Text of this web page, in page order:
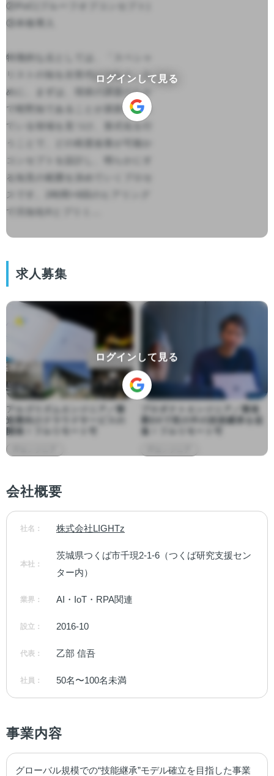
②PoC(プルーフオブコンセプト)
③本格導入
特徴的な点としては、「スペシャ
リストの知を次世代につなぐ」た
めに、まずは、現状の課題のなか
で暗黙知であることが原因となっ
ている領域を見つけ、形式化を行
うことで、どの程度改善が可能か
コンセプトを設計し、明らかにす
る知見の範囲を決めていくプロセ
スです。2時間×8回のヒアリング
で汎知化®とプリミ...
ログインして見る
求人募集
ログインして見る
アルゴリズムエンジニア／製
造業向けクラウドサービスの
開発！フルリモート可
業DXで世の中の技術継承を促
会社概要
社名： 株式会社LIGHTz
本社：
茨城県つくば市千現2-1-6（つくば研究支援セン
ター内）
業界： AI・IoT・RPA関連
設立： 2016-10
代表： 乙部 信吾
社員： 50名〜100名未満
事業内容
グローバル規模での“技能継承”モデル確立を目指した事業